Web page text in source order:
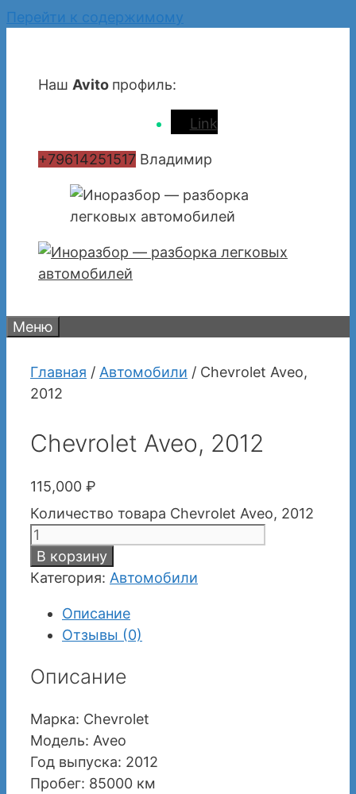
Перейти к содержимому
Наш Avito профиль:
Link
+79614251517 Владимир
Меню
Главная / Автомобили / Chevrolet Aveo,
2012
Chevrolet Aveo, 2012
115,000 ₽
Количество товара Chevrolet Aveo, 2012
В корзину
Категория: Автомобили
Описание
Отзывы (0)
Описание
Марка: Chevrolet
Модель: Aveo
Год выпуска: 2012
Пробег: 85000 км